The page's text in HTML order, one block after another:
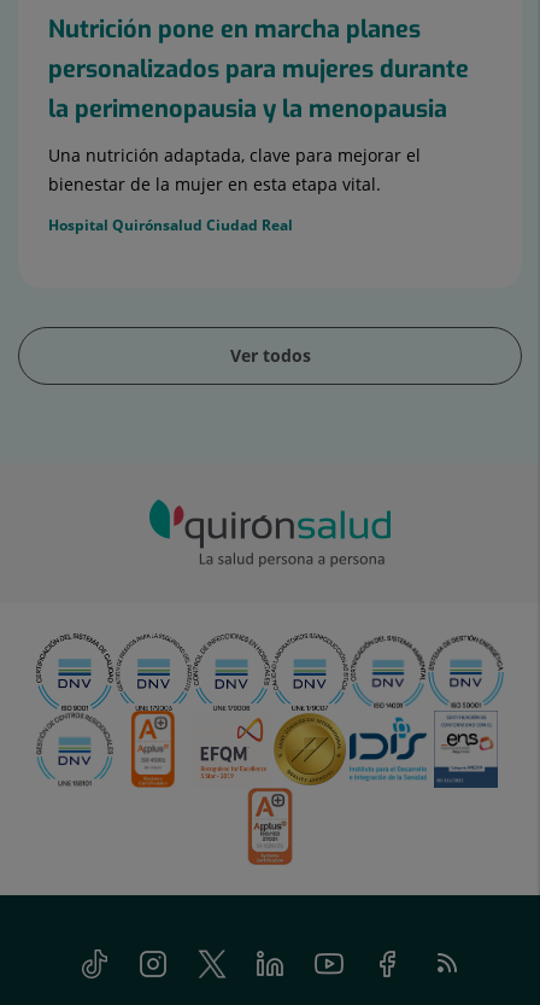
Nutrición pone en marcha planes
personalizados para mujeres durante
la perimenopausia y la menopausia
Una nutrición adaptada, clave para mejorar el
bienestar de la mujer en esta etapa vital.
Hospital Quirónsalud Ciudad Real
Ver todos
Tiktok InstagramTwitter LinkedinYoutube FacebookFeed
RSS